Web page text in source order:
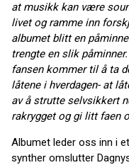
at musikk kan være
livet og ramme inn
albumet blitt en
trengte en slik
fansen kommer til å ta
låtene i hverdagen- at
av å strutte selvsikkert
rakrygget og gi litt faen
Albumet leder oss inn i
synther omslutter